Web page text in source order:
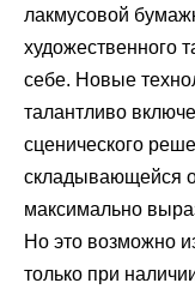
лакмусовой
художественного
себе. Новые
талантливо
сценического
складывающейся
максимально
Но это возможно
только при